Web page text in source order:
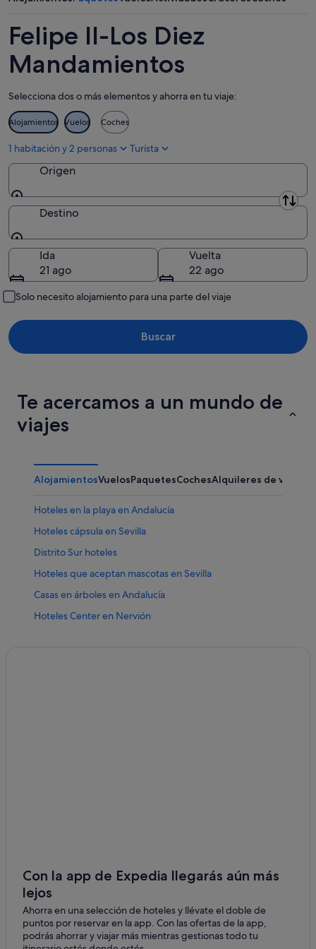
ago
-
ago
por
la
noche,
8
-
9
ago
para
este
fin
de
7
ago
-
9
Felipe II-Los Diez
Mandamientos
Selecciona dos o más elementos y ahorra en tu viaje:
Alojamientos Vuelos Coches
1 habitación y 2 personas Turista
Origen
Origen
Destino
Destino
Ida
21 ago
Vuelta
22 ago
Solo necesito alojamiento para una parte del viaje
Buscar
Te acercamos a un mundo de
viajes
AlojamientosVuelosPaquetesCochesAlquileres de
Hoteles en la playa en Andalucía
Hoteles cápsula en Sevilla
Distrito Sur hoteles
Hoteles que aceptan mascotas en Sevilla
Casas en árboles en Andalucía
Hoteles Center en Nervión
Hoteles LGTBQIA en Distrito Sur
Sevilla hoteles
Hoteles de 4 estrellas en Distrito Sur
Hoteles de lujo en Sevilla
Con la app de Expedia llegarás aún más
lejos
Ahorra en una selección de hoteles y llévate el doble de
puntos por reservar en la app. Con las ofertas de la app,
podrás ahorrar y viajar más mientras gestionas todo tu